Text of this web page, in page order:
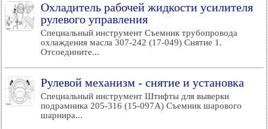
Охладитель рабочей жидкости усилителя
рулевого управления
Специальный инструмент Съемник трубопровода
охлаждения масла 307-242 (17-049) Снятие 1.
Отсоедините...
Рулевой механизм - снятие и установка
Специальный инструмент Штифты для выверки
подрамника 205-316 (15-097А) Съемник шарового
шарнира...